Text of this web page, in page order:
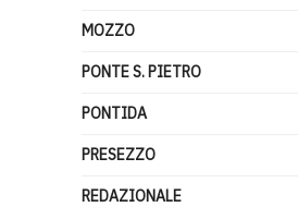
MOZZO
PONTE S. PIETRO
PONTIDA
PRESEZZO
REDAZIONALE